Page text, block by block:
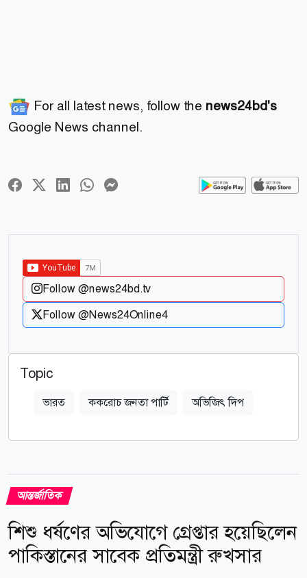
For all latest news, follow the news24bd's
Google News channel.
Follow @news24bd.tv
Follow @News24Online4
Topic
ভারত ককরোচ জনতা পার্টি অভিজিৎ দিপ
আন্তর্জাতিক
শিশু ধর্ষণের অভিযোগে গ্রেপ্তার হয়েছিলেন
পাকিস্তানের সাবেক প্রতিমন্ত্রী রুখসার